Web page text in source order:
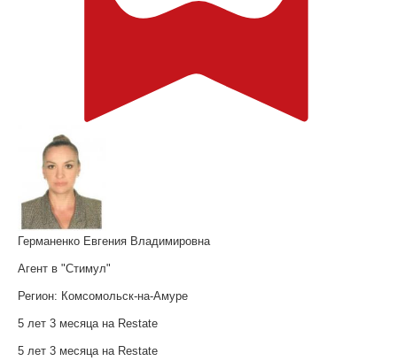
Германенко Евгения Владимировна
Агент в "Стимул"
Регион: Комсомольск-на-Амуре
5 лет 3 месяца на Restate
5 лет 3 месяца на Restate